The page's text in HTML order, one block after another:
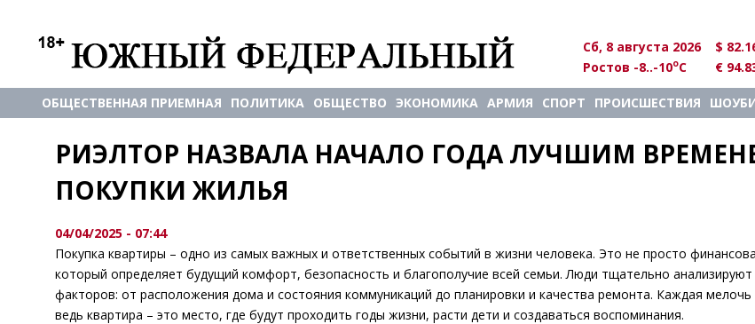
Сб, 8 августа 2026
$
Ростов -8..-10oC €
ОБЩЕСТВЕННАЯ ПРИЕМНАЯ ПОЛИТИКА ОБЩЕСТВО ЭКОНОМИКА АРМИЯ СПОРТ ПРОИСШЕСТВИЯ
РИЭЛТОР НАЗВАЛА НАЧАЛО ГОДА ЛУЧШИМ
ПОКУПКИ ЖИЛЬЯ
04/04/2025 - 07:44
Покупка квартиры – одно из самых важных и ответственных событий в жизни человека. Это не просто
который определяет будущий комфорт, безопасность и благополучие всей семьи. Люди тщательно
факторов: от расположения дома и состояния коммуникаций до планировки и качества ремонта. Каждая мелочь
ведь квартира – это место, где будут проходить годы жизни, расти дети и создаваться воспоминания.